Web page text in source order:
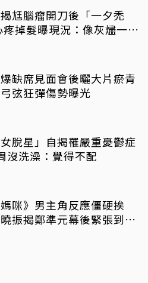
尪腦瘤開刀後「一夕禿
疼掉髮曝現況：像灰燼一直
缺席見面會後曬大片瘀青
弦狂彈傷勢曝光
女脫星」自揭罹嚴重憂鬱症
沒洗澡：覺得不配
媽咪》男主角反應僵硬挨
振揭鄭準元幕後緊張到